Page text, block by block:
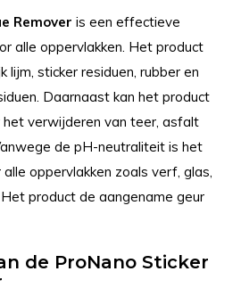
Remover is een effectieve
alle oppervlakken. Het product
lijm, sticker residuen, rubber en
Daarnaast kan het product
verwijderen van teer, asfalt
de pH-neutraliteit is het
oppervlakken zoals verf, glas,
product de aangename geur
de ProNano Sticker